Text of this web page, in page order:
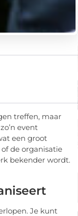
treffen, maar
event
een groot
de organisatie
bekender wordt.
Je kunt